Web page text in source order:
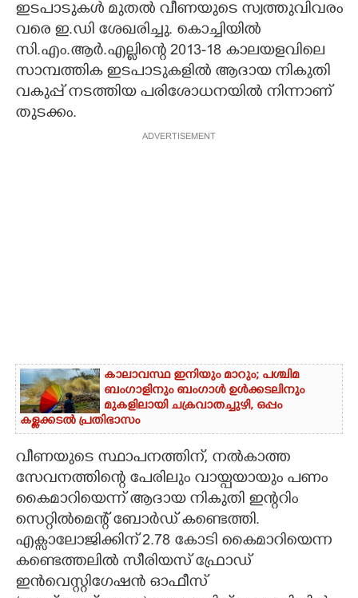
CONTACT US
ഇടപാടുകൾ മുതൽ വീണയുടെ സ്വത്തുവിവരം
വരെ ഇ.ഡി ശേഖരിച്ചു. കൊച്ചിയിൽ
സി.എം.ആർ.എല്ലിന്റെ 2013-18 കാലയളവിലെ
സാമ്പത്തിക ഇടപാടുകളിൽ ആദായ നികുതി
വകുപ്പ് നടത്തിയ പരിശോധനയിൽ നിന്നാണ്
തുടക്കം.
ADVERTISEMENT
കാലാവസ്ഥ ഇനിയും മാറും; പശ്ചിമ
ബംഗാളിനും ബംഗാൾ ഉൾക്കടലിനും
മുകളിലായി ചക്രവാതച്ചുഴി, ഒപ്പം
കള്ളക്കടൽ പ്രതിഭാസം
വീണയുടെ സ്ഥാപനത്തിന്, നൽകാത്ത
സേവനത്തിന്റെ പേരിലും വായ്പയായും പണം
കൈമാറിയെന്ന് ആദായ നികുതി ഇന്ററിം
സെറ്റിൽമെന്റ് ബോർഡ് കണ്ടെത്തി.
എക്സാലോജിക്കിന് 2.78 കോടി കൈമാറിയെന്ന
കണ്ടെത്തലിൽ സീരിയസ് ഫ്രോഡ്
ഇൻവെസ്റ്റിഗേഷൻ ഓഫീസ്